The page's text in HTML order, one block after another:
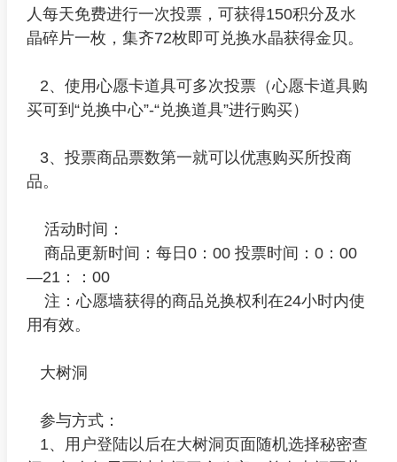
人每天免费进行一次投票，可获得150积分及水
晶碎片一枚，集齐72枚即可兑换水晶获得金贝。
2、使用心愿卡道具可多次投票（心愿卡道具购
买可到“兑换中心”-“兑换道具”进行购买）
3、投票商品票数第一就可以优惠购买所投商
品。
活动时间：
商品更新时间：每日0：00 投票时间：0：00
—21：：00
注：心愿墙获得的商品兑换权利在24小时内使
用有效。
大树洞
参与方式：
1、用户登陆以后在大树洞页面随机选择秘密查